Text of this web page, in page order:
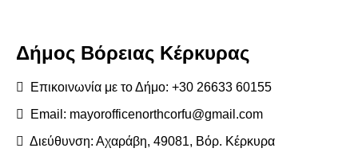
Δήμος Βόρειας Κέρκυρας
Επικοινωνία με το Δήμο: +30 26633 60155
Email: mayorofficenorthcorfu@gmail.com
Διεύθυνση: Αχαράβη, 49081, Βόρ. Κέρκυρα